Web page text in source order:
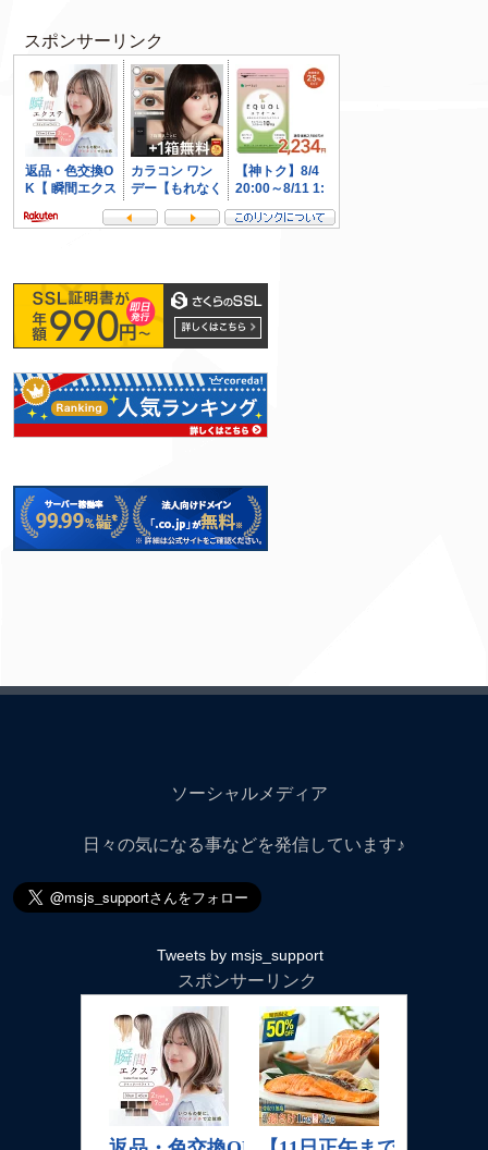
スポンサーリンク
ソーシャルメディア
日々の気になる事などを発信しています♪
Tweets by msjs_support
スポンサーリンク